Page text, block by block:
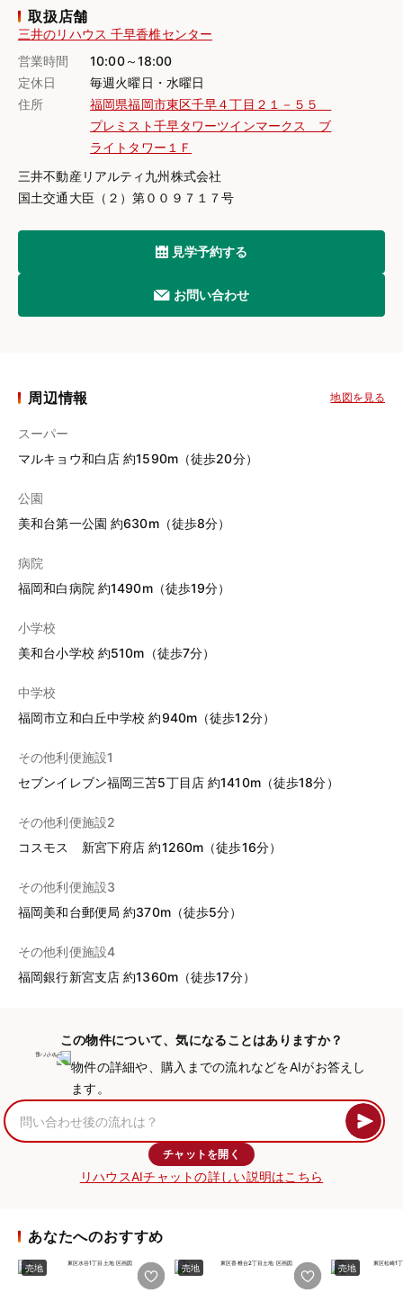
取扱店舗
三井のリハウス 千早香椎センター
営業時間
10:00～18:00
定休日
毎週火曜日・水曜日
住所
福岡県福岡市東区千早４丁目２１－５５
プレミスト千早タワーツインマークス ブ
ライトタワー１Ｆ
三井不動産リアルティ九州株式会社
国土交通大臣（２）第００９７１７号
見学予約する
お問い合わせ
周辺情報 地図を見る
スーパー
マルキョウ和白店 約1590m（徒歩20分）
公園
美和台第一公園 約630m（徒歩8分）
病院
福岡和白病院 約1490m（徒歩19分）
小学校
美和台小学校 約510m（徒歩7分）
中学校
福岡市立和白丘中学校 約940m（徒歩12分）
その他利便施設1
セブンイレブン福岡三苫5丁目店 約1410m（徒歩18分）
その他利便施設2
コスモス 新宮下府店 約1260m（徒歩16分）
その他利便施設3
福岡美和台郵便局 約370m（徒歩5分）
その他利便施設4
福岡銀行新宮支店 約1360m（徒歩17分）
この物件について、気になることはありますか？
物件の詳細や、購入までの流れなどをAIがお答えし
ます。
チャットを開く
リハウスAIチャットの詳しい説明はこちら
あなたへのおすすめ
売地 売地 売地